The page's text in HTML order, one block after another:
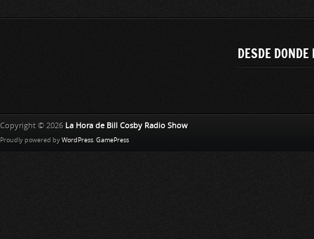
DESDE
Copyright © 2026 La Hora de Bill Cosby Radio Show
Proudly powered by WordPress. GamePress